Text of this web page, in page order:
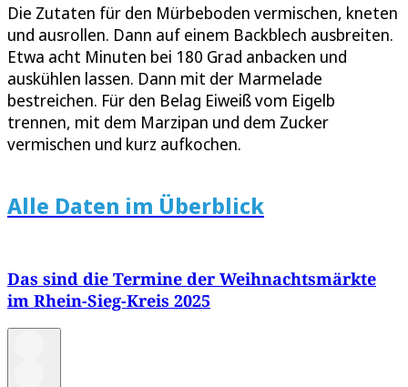
Die Zutaten für den Mürbeboden vermischen, kneten
und ausrollen. Dann auf einem Backblech ausbreiten.
Etwa acht Minuten bei 180 Grad anbacken und
auskühlen lassen. Dann mit der Marmelade
bestreichen. Für den Belag Eiweiß vom Eigelb
trennen, mit dem Marzipan und dem Zucker
vermischen und kurz aufkochen.
Alle Daten im Überblick
Das sind die Termine der Weihnachtsmärkte
im Rhein-Sieg-Kreis 2025